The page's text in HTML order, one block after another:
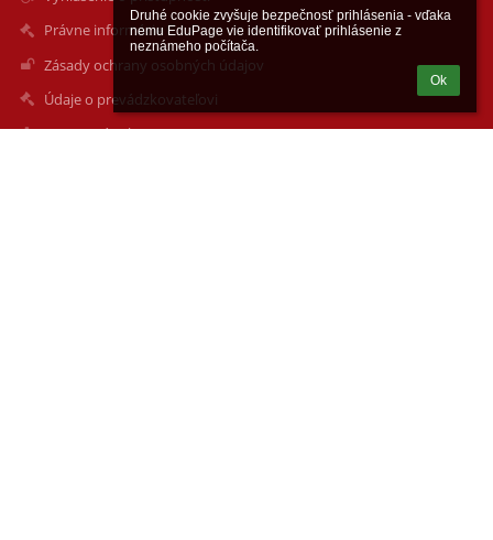
Druhé cookie zvyšuje bezpečnosť prihlásenia - vďaka
nemu EduPage vie identifikovať prihlásenie z
neznámeho počítača.
Ok
Právne informácie
Zásady ochrany osobných údajov
Údaje o prevádzkovateľovi
Mapa stránok